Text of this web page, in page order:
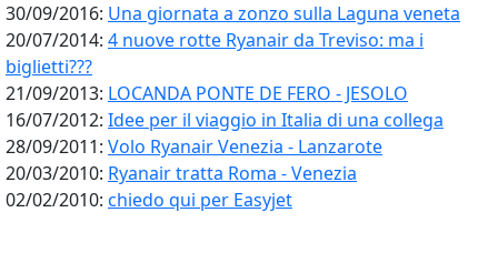
30/09/2016: Una giornata a zonzo sulla Laguna veneta
20/07/2014: 4 nuove rotte Ryanair da Treviso: ma i
biglietti???
21/09/2013: LOCANDA PONTE DE FERO - JESOLO
16/07/2012: Idee per il viaggio in Italia di una collega
28/09/2011: Volo Ryanair Venezia - Lanzarote
20/03/2010: Ryanair tratta Roma - Venezia
02/02/2010: chiedo qui per Easyjet